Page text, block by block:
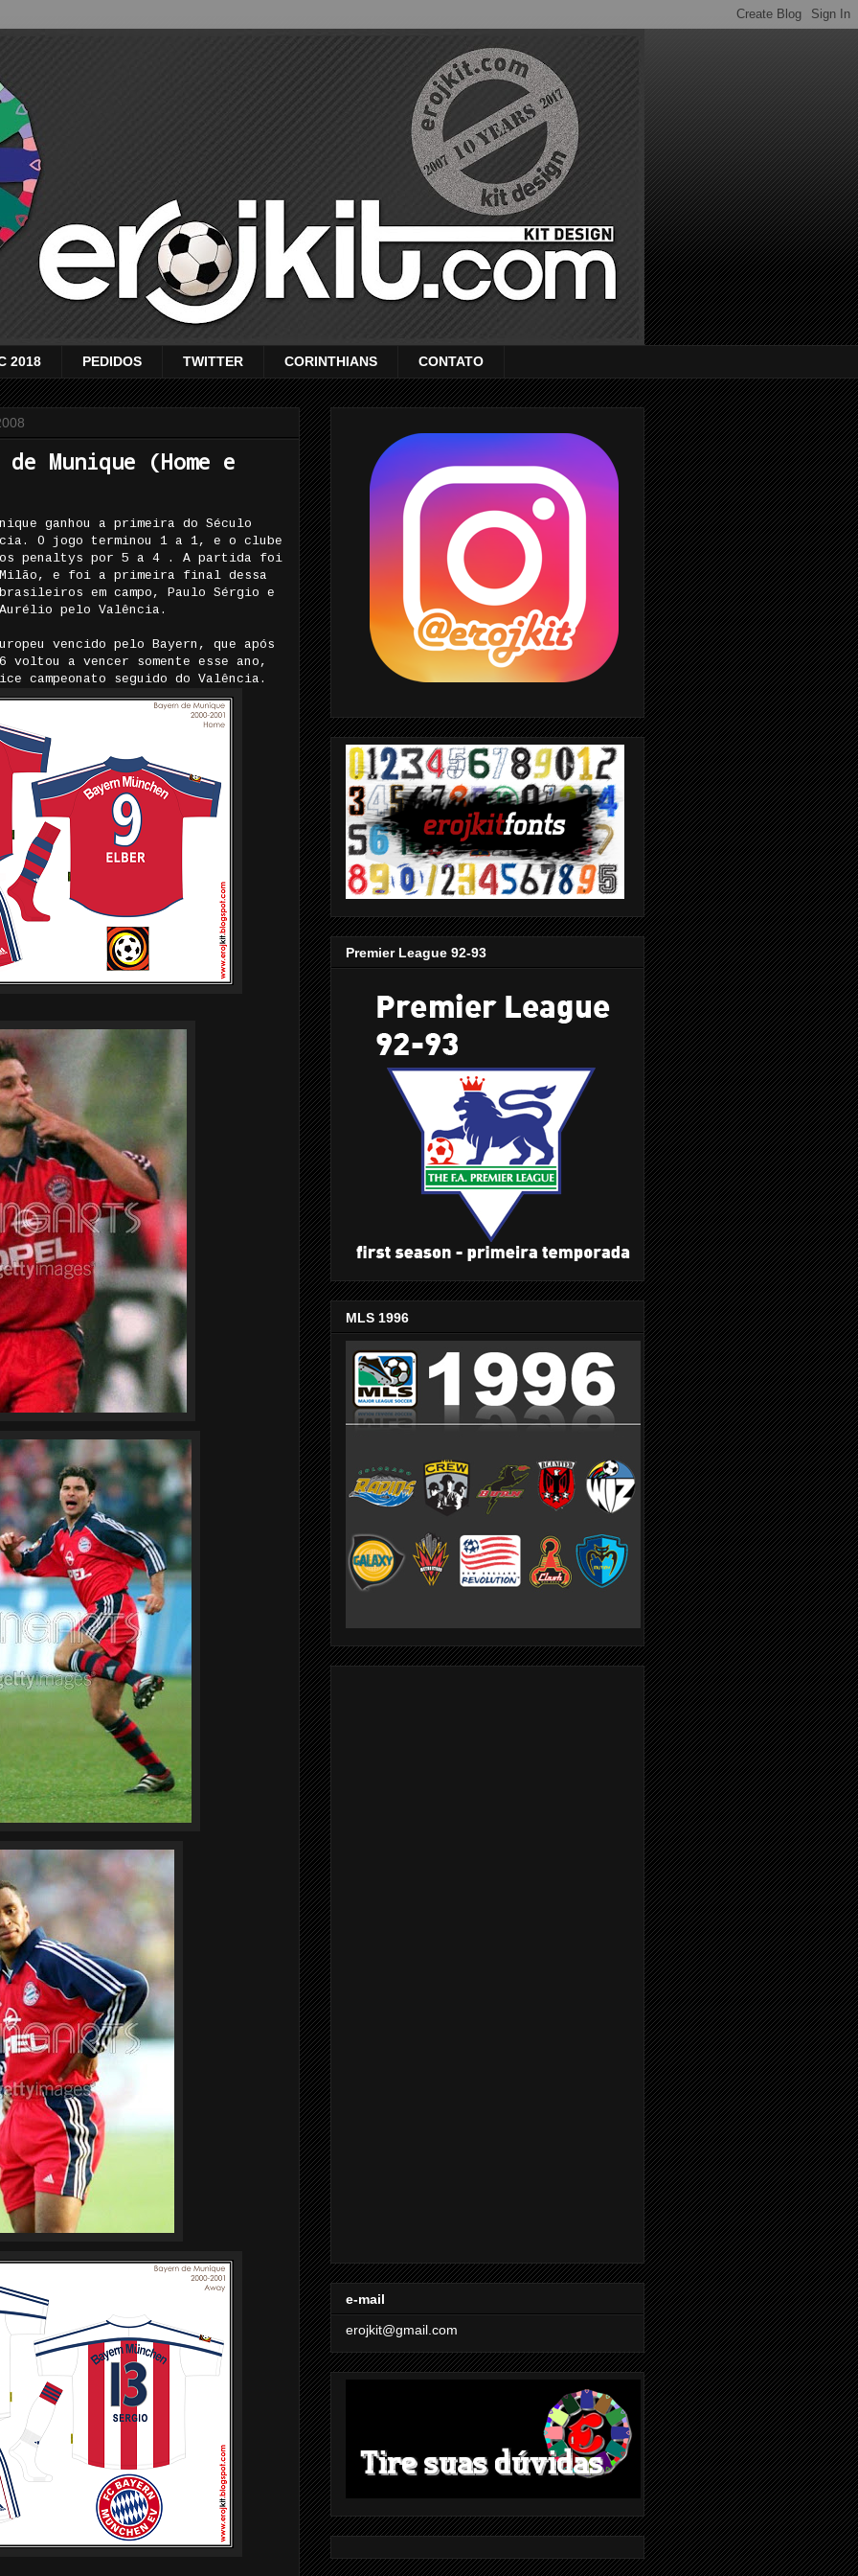
2018 PEDIDOS TWITTER CORINTHIANS CONTATO
Munique (Home e
ganhou a primeira do Século
O jogo terminou 1 a 1, e o clube
nos penaltys por 5 a 4 . A partida foi
Milão, e foi a primeira final dessa
em campo, Paulo Sérgio e
pelo Valência.
vencido pelo Bayern, que após
voltou a vencer somente esse ano,
campeonato seguido do Valência.
Premier League 92-93
MLS 1996
e-mail
erojkit@gmail.com